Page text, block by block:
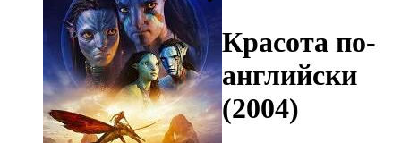
Красота по-
английски
(2004)